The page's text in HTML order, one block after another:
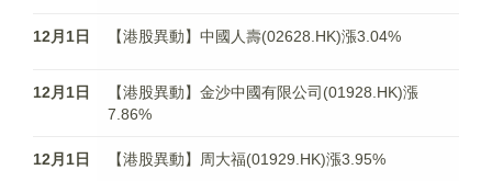
12月1日 【港股異動】中國人壽(02628.HK)漲3.04%
12月1日
【港股異動】金沙中國有限公司(01928.HK)漲
7.86%
12月1日 【港股異動】周大福(01929.HK)漲3.95%